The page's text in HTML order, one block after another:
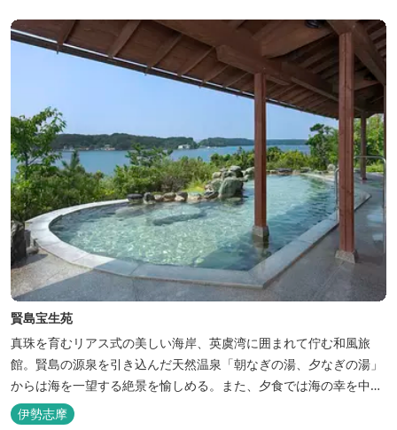
賢島宝生苑
真珠を育むリアス式の美しい海岸、英虞湾に囲まれて佇む和風旅
館。賢島の源泉を引き込んだ天然温泉「朝なぎの湯、夕なぎの湯」
からは海を一望する絶景を愉しめる。また、夕食では海の幸を中心
とした和会席でおもてなしいたします。
伊勢志摩